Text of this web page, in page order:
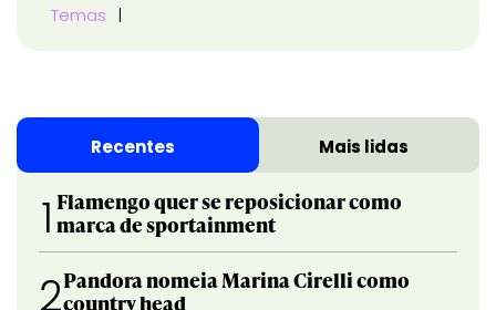
Temas
Recentes Mais lidas
1 Flamengo quer se reposicionar como
marca de sportainment
2Pandora nomeia Marina Cirelli como
country head